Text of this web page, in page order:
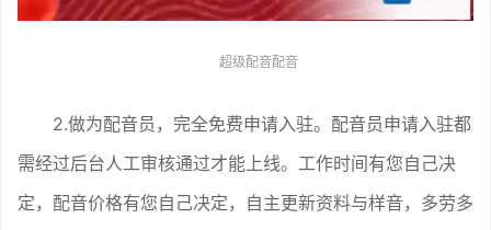
超级配音配音
2.做为配音员，完全免费申请入驻。配音员申请入驻都
需经过后台人工审核通过才能上线。工作时间有您自己决
定，配音价格有您自己决定，自主更新资料与样音，多劳多